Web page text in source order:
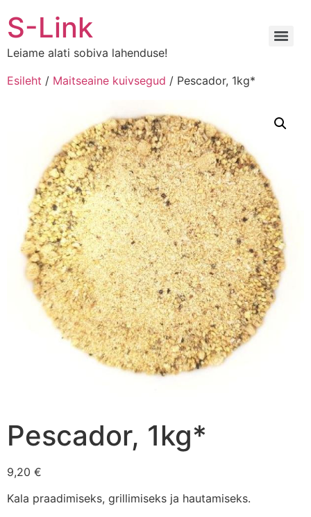
sisu
juurde
S-Link
Leiame alati sobiva lahenduse!
Esileht / Maitseaine kuivsegud / Pescador, 1kg*
Pescador, 1kg*
9,20 €
Kala praadimiseks, grillimiseks ja hautamiseks.